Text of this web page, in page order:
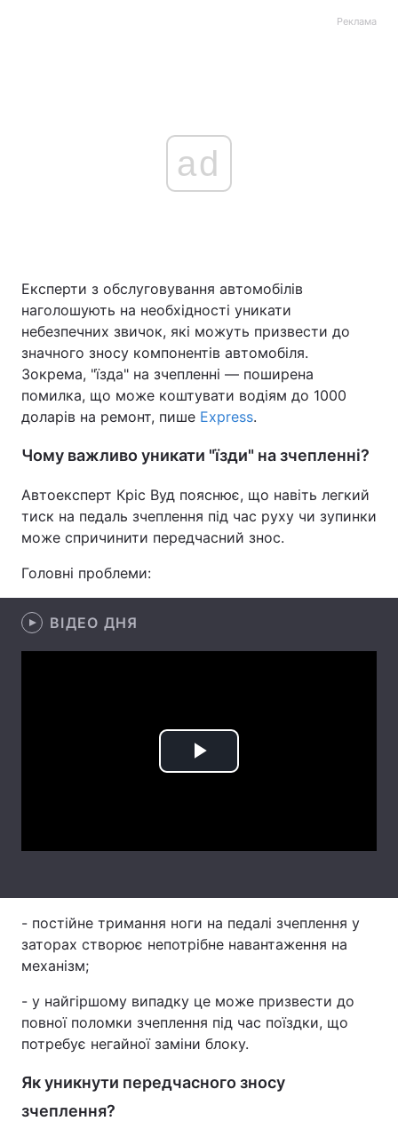
Україна Політика
Економіка Світ
Наука
Техно і зв'язок Лайт
Інциденти
Цікавинки Погода
Лонгріди
Відео з Youtube Статті
Вакансії
Тема оформлення
Реклама
ad
Експерти з обслуговування автомобілів
наголошують на необхідності уникати
небезпечних звичок, які можуть призвести до
значного зносу компонентів автомобіля.
Зокрема, "їзда" на зчепленні — поширена
помилка, що може коштувати водіям до 1000
доларів на ремонт, пише Express.
Чому важливо уникати "їзди" на зчепленні?
Автоексперт Кріс Вуд пояснює, що навіть легкий
тиск на педаль зчеплення під час руху чи зупинки
може спричинити передчасний знос.
Головні проблеми:
ВІДЕО ДНЯ
Play
- постійне тримання ноги на педалі зчеплення у
заторах створює непотрібне навантаження на
механізм;
- у найгіршому випадку це може призвести до
повної поломки зчеплення під час поїздки, що
потребує негайної заміни блоку.
Як уникнути передчасного зносу
зчеплення?